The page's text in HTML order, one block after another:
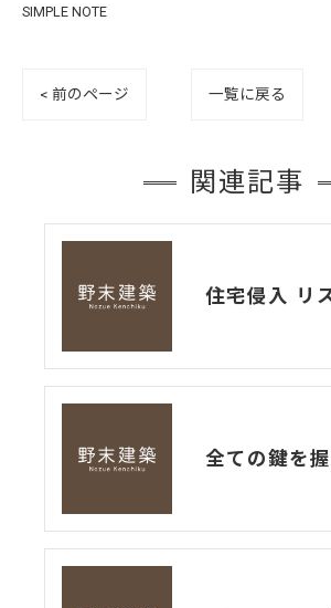
SIMPLE NOTE
< 前のページ 一覧に戻る
関連記事